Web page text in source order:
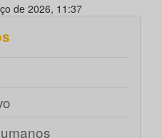
de 2026, 11:37